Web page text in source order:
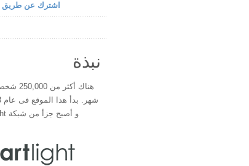
اشترك عن طريق
نبذة
هناك
و أصبح جزأ من شبكة Heartlight فى عام 2000